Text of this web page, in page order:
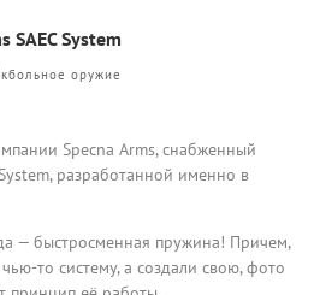
SAEC System
оружие
Specna Arms, снабженный
разработанной именно в
— быстросменная пружина! Причем,
то систему, а создали свою, фото